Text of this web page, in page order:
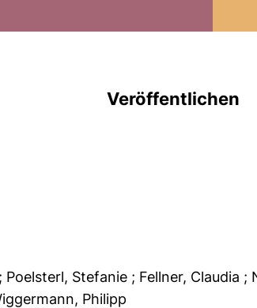
Veröffentlichen
; Poelsterl, Stefanie ; Fellner, Claudia ;
Philipp